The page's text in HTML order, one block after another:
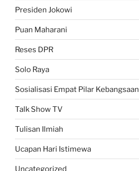
Presiden Jokowi
Puan Maharani
Reses DPR
Solo Raya
Sosialisasi Empat Pilar Kebangsaan
Talk Show TV
Tulisan Ilmiah
Ucapan Hari Istimewa
Uncategorized